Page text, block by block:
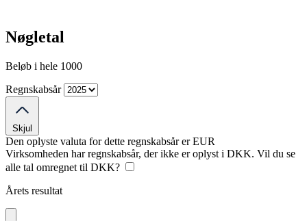
Nøgletal
Beløb i hele 1000
Regnskabsår
Skjul
Den oplyste valuta for dette regnskabsår erEUR
Virksomheden har regnskabsår, der ikke er oplyst i DKK. Vil du se
alle tal omregnet til DKK?
Årets resultat